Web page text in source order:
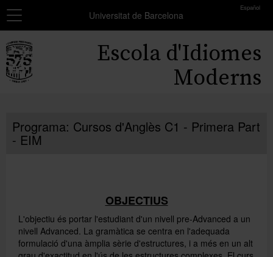
MATRÍCULA
dels
grups
seleccionats
has
seleccionat
Navegació Universitat de Barcelona
toolbar
Español
Escola d'Idiomes
Moderns
Inici
Beques
Programa: Cursos d'Anglès C1 - Primera Part
- EIM
OBJECTIUS
L'objectiu és portar l'estudiant d'un nivell pre-Advanced a un
nivell Advanced. La gramàtica se centra en l'adequada
formulació d'una àmplia sèrie d'estructures, i a més en un alt